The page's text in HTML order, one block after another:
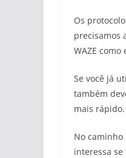
Os
precisamos
WAZE como
Se você já
também
mais rápido.
No
interessa